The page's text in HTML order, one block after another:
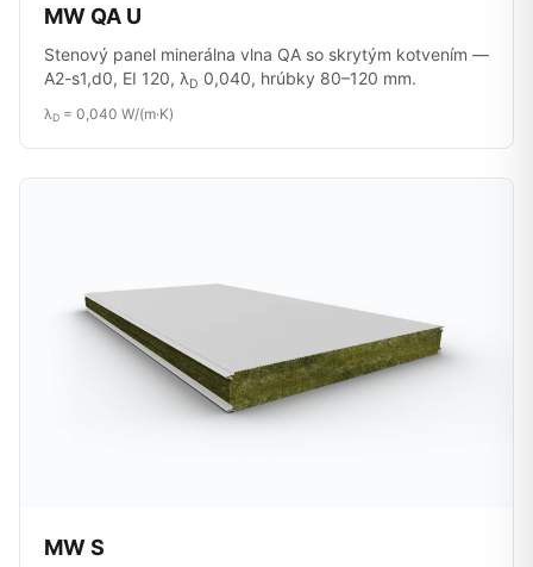
MW QA U
Stenový panel minerálna vlna QA so skrytým kotvením —
A2-s1,d0, EI 120, λD 0,040, hrúbky 80–120 mm.
λD = 0,040 W/(m·K)
MW S